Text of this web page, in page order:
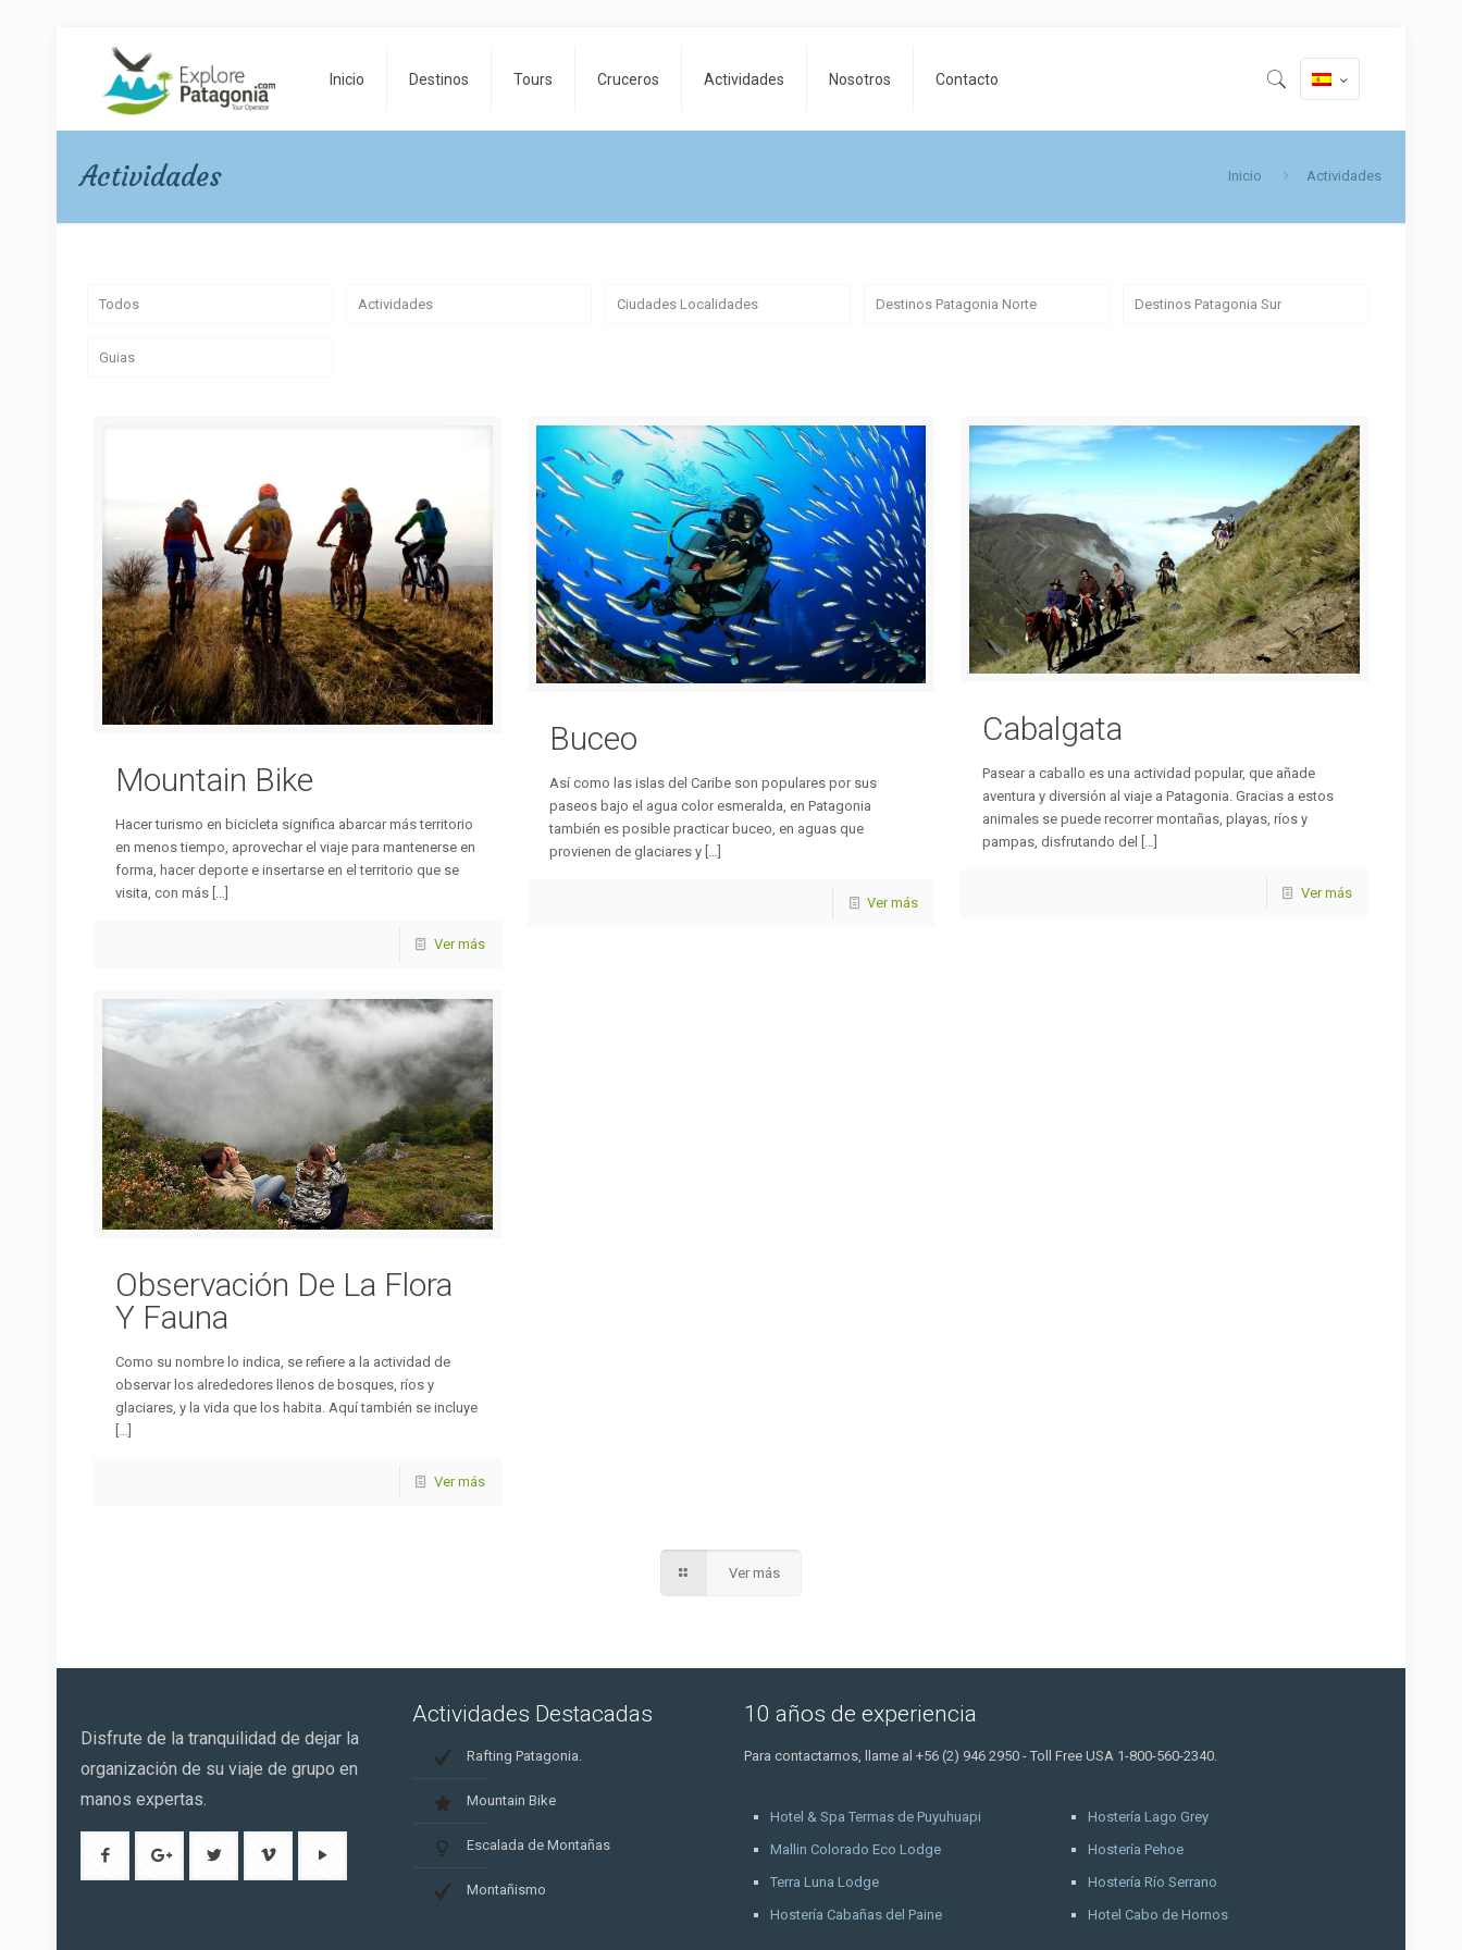
Inicio Destinos Tours Cruceros Actividades Nosotros Contacto
Actividades Inicio Actividades
Todos Actividades Ciudades Localidades Destinos Patagonia Norte Destinos Patagonia Sur
Guias
Mountain Bike
Hacer turismo en bicicleta significa abarcar más territorio
en menos tiempo, aprovechar el viaje para mantenerse en
forma, hacer deporte e insertarse en el territorio que se
visita, con más
Ver más
Buceo
Así como las islas del Caribe son populares por sus
paseos bajo el agua color esmeralda, en Patagonia
también es posible practicar buceo, en aguas que
provienen de glaciares y[…]
Ver más
Cabalgata
Pasear a caballo es una actividad popular, que añade
aventura y diversión al viaje a Patagonia. Gracias a estos
animales se puede recorrer montañas, playas, ríos y
pampas, disfrutando del […]
Ver más
Observación De La Flora
Y Fauna
Como su nombre lo indica, se refiere a la actividad de
observar los alrededores llenos de bosques, ríos y
glaciares, y la vida que los habita. Aquí también se incluye
[…]
Ver más
Ver más
Disfrute de la tranquilidad de dejar la
organización de su viaje de grupo en
manos expertas.
Actividades Destacadas
Rafting Patagonia.
Mountain Bike
Escalada de Montañas
Montañismo
10 años de experiencia
Para contactarnos, llame al +56 (2) 946 2950 - Toll Free USA 1-800-560-2340.
Hotel & Spa Termas de Puyuhuapi
Mallin Colorado Eco Lodge
Terra Luna Lodge
Hostería Cabañas del Paine
Hostería Lago Grey
Hostería Pehoe
Hostería Río Serrano
Hotel Cabo de Hornos